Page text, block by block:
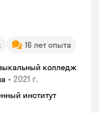
16 лет опыта
колледж
• 2021 г.
институт